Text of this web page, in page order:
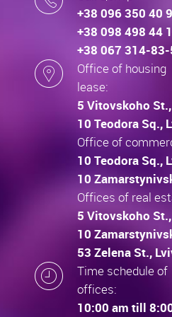
+38 096 350 40
+38 098 498 44
+38 067 314-
Office of housing
lease:
5 Vitovskoho
10 Teodora Sq.,
Office of
10 Teodora Sq.,
10
Offices of real
5 Vitovskoho
10
53 Zelena St.,
Time schedule of
offices:
10:00 am till